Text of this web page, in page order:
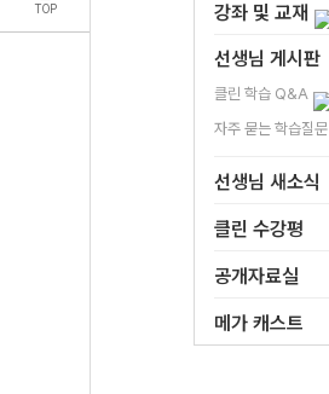
TOP
강좌 및 교재
선생님 게시판
클린 학습 Q&A
자주 묻는 학습질문
선생님 새소식
클린 수강평
공개자료실
메가 캐스트